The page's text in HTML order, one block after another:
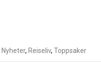
Nyheter, Reiseliv, Toppsaker